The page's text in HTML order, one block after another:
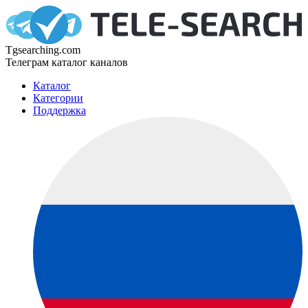
Tgsearching.com
Телеграм каталог каналов
Каталог
Категории
Поддержка